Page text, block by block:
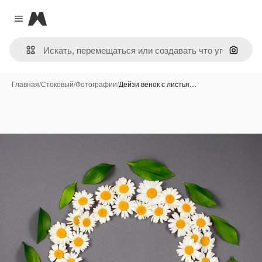
Close menu
Magnific
Поиск
Главная/Стоковый/Фотографии/Дейзи венок с листья…